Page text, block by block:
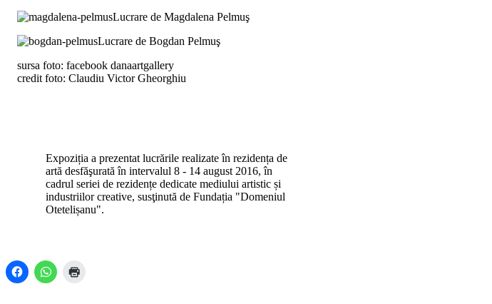
Lucrare de Magdalena Pelmuş
Lucrare de Bogdan Pelmuş
sursa foto: facebook danaartgallery
credit foto: Claudiu Victor Gheorghiu
Expoziția a prezentat lucrările realizate în rezidența de
artă desfăşurată în intervalul 8 - 14 august 2016, în
cadrul seriei de rezidențe dedicate mediului artistic și
industriilor creative, susţinută de Fundația "Domeniul
Otetelișanu".